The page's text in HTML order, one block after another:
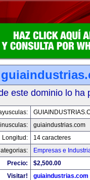
este dominio lo ha
guiaindustrias.com
Longitud:
14 caracteres
Empresas e
Precio:
$2,500.00
Visitar!
guiaindustrias.com